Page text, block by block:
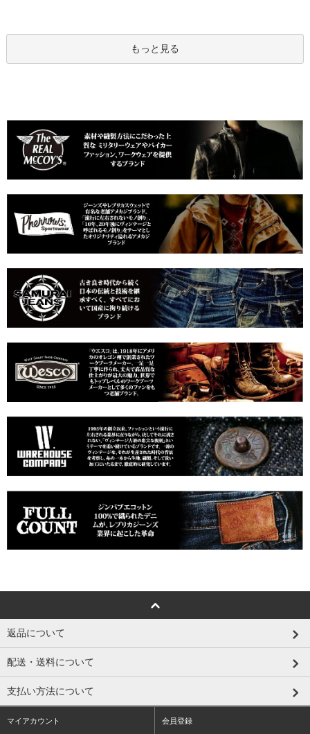
もっと見る
返品について
配送・送料について
支払い方法について
マイアカウント 会員登録